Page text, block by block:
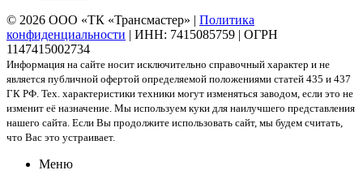
© 2026 ООО «ТК «Трансмастер» | Политика
конфиденциальности | ИНН: 7415085759 | ОГРН
1147415002734
Информация на сайте носит исключительно справочный характер и не
является публичной офертой определяемой положениями статей 435 и 437
ГК РФ. Тех. характеристики техники могут изменяться заводом, если это не
изменит её назначение. Мы используем куки для наилучшего представления
нашего сайта. Если Вы продолжите использовать сайт, мы будем считать,
что Вас это устраивает.
Меню